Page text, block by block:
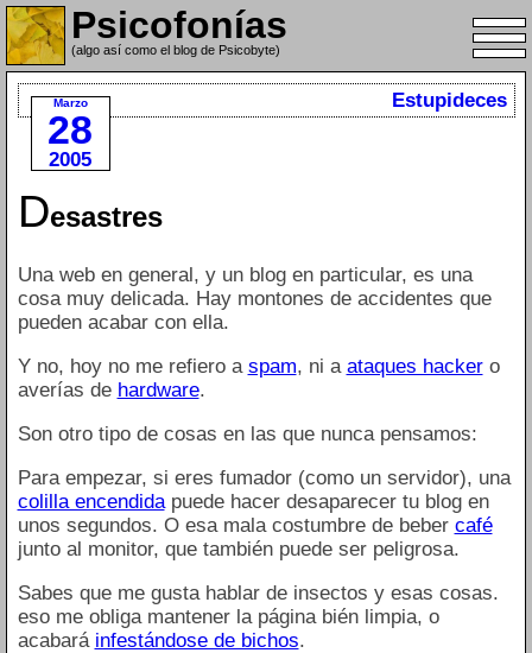
Psicofonías
(algo así como el blog de Psicobyte)
Marzo
28
2005
Estupideces
Desastres
Una web en general, y un blog en particular, es una
cosa muy delicada. Hay montones de accidentes que
pueden acabar con ella.
Y no, hoy no me refiero a spam, ni a ataques hackero
averías de hardware.
Son otro tipo de cosas en las que nunca pensamos:
Para empezar, si eres fumador (como un servidor), una
colilla encendidapuede hacer desaparecer tu blog en
unos segundos. O esa mala costumbre de beber café
junto al monitor, que también puede ser peligrosa.
Sabes que me gusta hablar de insectos y esas cosas.
eso me obliga mantener la página bién limpia, o
acabará infestándose de bichos.